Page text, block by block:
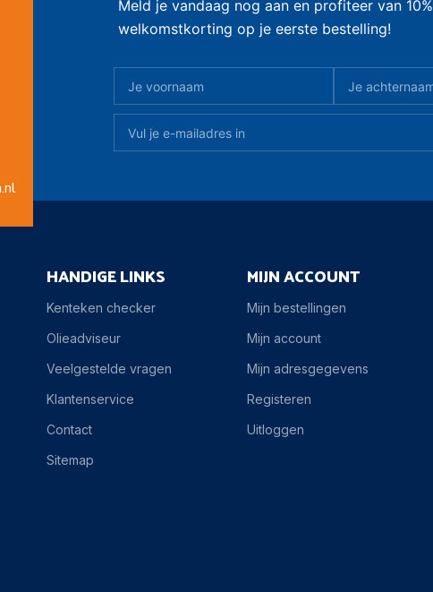
Meld je vandaag nog aan en profiteer van 10%
welkomstkorting op je eerste bestelling!
HANDIGE LINKS
Kenteken checker
Olieadviseur
Veelgestelde vragen
Klantenservice
Contact
Sitemap
MIJN ACCOUNT
Mijn bestellingen
Mijn account
Mijn adresgegevens
Registeren
Uitloggen